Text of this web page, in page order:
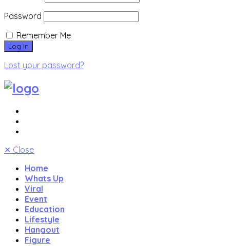
Password
Remember Me
Lost your password?
✕ Close
Home
Whats Up
Viral
Event
Education
Lifestyle
Hangout
Figure